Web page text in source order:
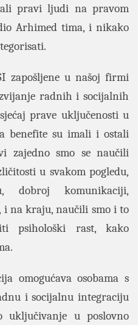
pravi ljudi na pravom
Arhimed tima, i nikako
zapošljene u našoj firmi
radnih i socijalnih
prave uključenosti u
benefite su imali i ostali
zajedno smo se naučili
u svakom pogledu,
dobroj komunikaciji,
i na kraju, naučili smo i to
psihološki rast, kako
omogućava osobama s
i socijalnu integraciju
uključivanje u poslovno